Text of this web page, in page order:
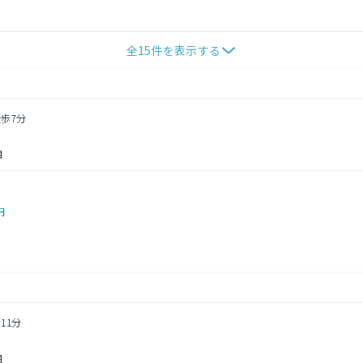
全15件を表示する
7分
分